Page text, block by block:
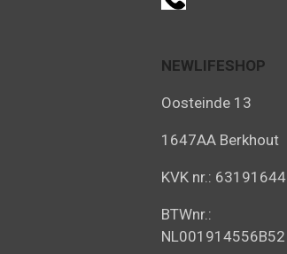
NEWLIFESHOP
Oosteinde 13
1647AA Berkhout
KVK nr.: 63191644
BTWnr.:
NL001914556B52